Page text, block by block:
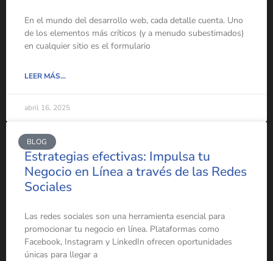
En el mundo del desarrollo web, cada detalle cuenta. Uno
de los elementos más críticos (y a menudo subestimados)
en cualquier sitio es el formulario
LEER MÁS...
abril 16, 2025
BLOG
Estrategias efectivas: Impulsa tu
Negocio en Línea a través de las Redes
Sociales
Las redes sociales son una herramienta esencial para
promocionar tu negocio en línea. Plataformas como
Facebook, Instagram y LinkedIn ofrecen oportunidades
únicas para llegar a